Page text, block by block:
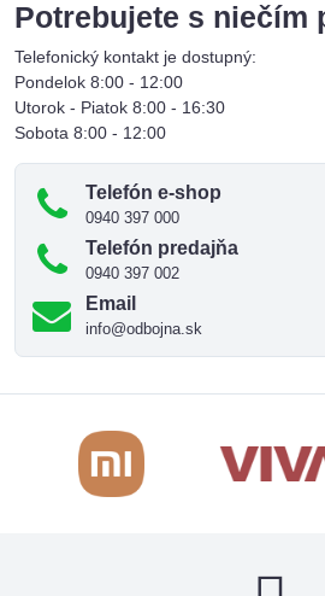
Potrebujete s niečím
Telefonický kontakt je dostupný:
Pondelok 8:00 - 12:00
Utorok - Piatok 8:00 - 16:30
Sobota 8:00 - 12:00
Telefón e-shop
0940 397 000
Telefón predajňa
0940 397 002
Email
info@odbojna.sk